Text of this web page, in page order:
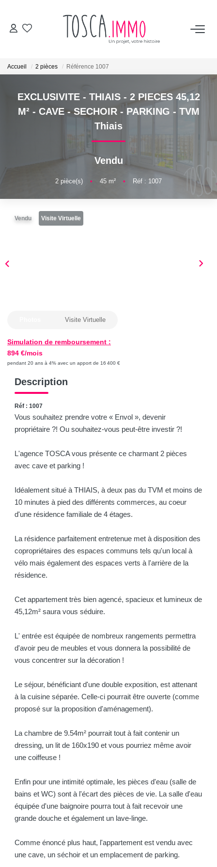
BIENS VENDUS
Les avis clients
Accueil 2 pièces Référence 1007
EXCLUSIVITE - THIAIS - 2 PIECES 45,12
M² - CAVE - SECHOIR - PARKING - TVM
Thiais
Vendu
2 pièce(s) • 45 m² • Réf : 1007
Vendu Visite Virtuelle
Simulation de remboursement :
894 €/mois
pendant 20 ans à 4% avec un apport de 16 400 €
Visite Virtuelle
Description
Réf : 1007
Vous souhaitez prendre votre « Envol », devenir
propriétaire ?! Ou souhaitez-vous peut-être investir ?!
L'agence TOSCA vous présente ce charmant 2 pièces
avec cave et parking !
Idéalement situé à THIAIS, à deux pas du TVM et moins de
10 minutes à pied des différents commerces, au coeur
d'une résidence familiale de 4 étages.
La résidence parfaitement entretenue met à disposition des
copropriétaires des espaces communs tels qu'un local à
vélo mais également des espaces verts à l'arrière de la
résidence.
Cet appartement très bien agencé, spacieux et lumineux de
45,12m² saura vous séduire.
L' entrée est équipée de nombreux rangements permettra
d'avoir peu de meubles et vous donnera la possibilité de
vous concentrer sur la décoration !
Le séjour, bénéficiant d'une double exposition, est attenant
à la cuisine séparée. Celle-ci pourrait être ouverte (comme
proposé sur la proposition d'aménagement).
La chambre de 9.54m² pourrait tout à fait contenir un
dressing, un lit de 160x190 et vous pourriez même avoir
une coiffeuse !
Enfin pour une intimité optimale, les pièces d'eau (salle de
bains et WC) sont à l'écart des pièces de vie. La salle d'eau
équipée d'une baignoire pourra tout à fait recevoir une
grande douche et également un lave-linge.
Comme énoncé plus haut, l'appartement est vendu avec
une cave, un séchoir et un emplacement de parking.